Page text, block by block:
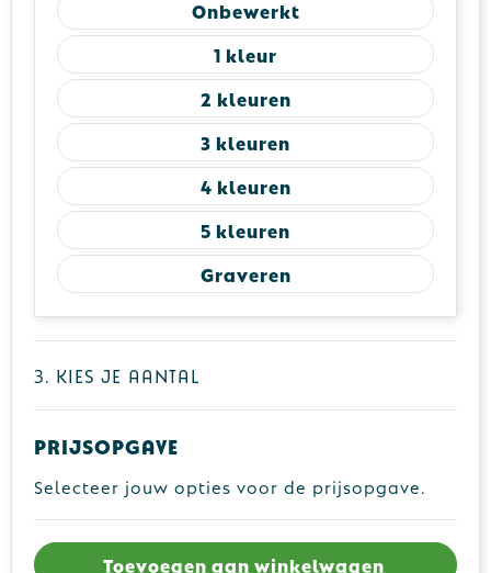
Onbewerkt
1
2
3
4
5
Graveren
3. Kies je aantal
Prijsopgave
Selecteer jouw opties voor de prijsopgave.
Toevoegen aan winkelwagen